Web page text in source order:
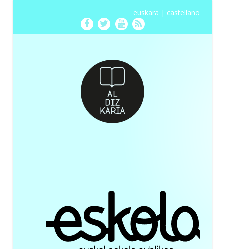
euskara | castellano
Facebook
TwitterYoutube
RSS